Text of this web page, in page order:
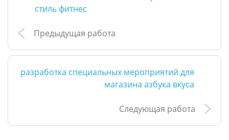
стиль фитнес
Предыдущая работа
разработка специальных мероприятий для
магазина азбука вкуса
Следующая работа